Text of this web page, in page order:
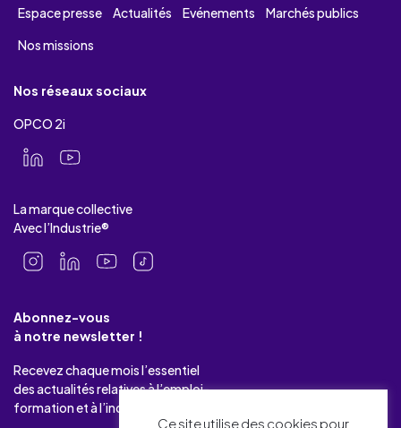
Espace presse
Actualités Evénements
Marchés publics
Nos missions
Nos réseaux sociaux
OPCO 2i
La marque collective
Avec l’Industrie®
Abonnez-vous
à notre newsletter !
Recevez chaque mois l’essentiel
des actualités relatives à l’emploi-
formation et à l’industrie.
Ce site utilise des cookies pour